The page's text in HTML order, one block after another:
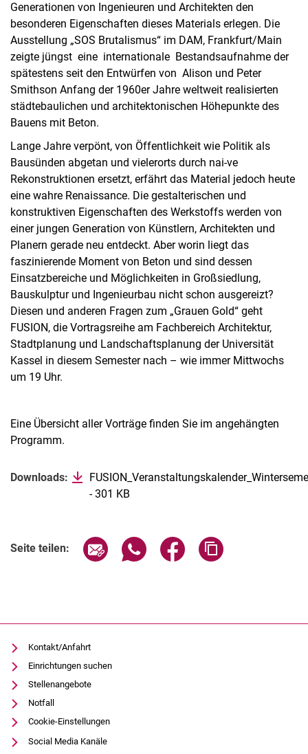
Generationen von Ingenieuren und Architekten den
besonderen Eigenschaften dieses Materials erlegen. Die
Ausstellung „SOS Brutalismus“ im DAM, Frankfurt/Main
zeigte jüngst eine internationale Bestandsaufnahme der
spätestens seit den Entwürfen von Alison und Peter
Smithson Anfang der 1960er Jahre weltweit realisierten
städtebaulichen und architektonischen Höhepunkte des
Bauens mit Beton.
Lange Jahre verpönt, von Öffentlichkeit wie Politik als
Bausünden abgetan und vielerorts durch nai-ve
Rekonstruktionen ersetzt, erfährt das Material jedoch heute
eine wahre Renaissance. Die gestalterischen und
konstruktiven Eigenschaften des Werkstoffs werden von
einer jungen Generation von Künstlern, Architekten und
Planern gerade neu entdeckt. Aber worin liegt das
faszinierende Moment von Beton und sind dessen
Einsatzbereiche und Möglichkeiten in Großsiedlung,
Bauskulptur und Ingenieurbau nicht schon ausgereizt?
Diesen und anderen Fragen zum „Grauen Gold“ geht
FUSION, die Vortragsreihe am Fachbereich Architektur,
Stadtplanung und Landschaftsplanung der Universität
Kassel in diesem Semester nach – wie immer Mittwochs
um 19 Uhr.
Eine Übersicht aller Vorträge finden Sie im angehängten
Programm.
Verwandte Links
Downloads:
- 301 KB
Seite teilen: Seite über E-Mail teilen
Seite über WhatsApp teilen
Seite über Facebook
Kontakt/Anfahrt
Einrichtungen suchen
Stellenangebote
Notfall
Cookie-Einstellungen
Social Media Kanäle